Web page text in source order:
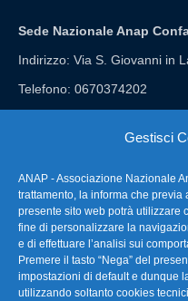
Gestisci
ANAP - Associazione Nazionale
trattamento, la informa che previa
presente sito web potrà utilizzare
fine di personalizzare la
e di effettuare l’analisi sui
Premere il tasto “Nega” del
impostazioni di default e dunque
utilizzando soltanto cookies
Sede Nazionale Anap
Indirizzo: Via S. Giovanni in
Telefono: 0670374202
FAQ – Domande
La nostra
Link Utili